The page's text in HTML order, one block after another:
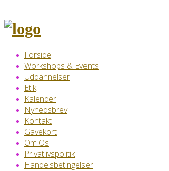
content
Forside
Workshops & Events
Uddannelser
Etik
Kalender
Nyhedsbrev
Kontakt
Gavekort
Om Os
Privatlivspolitik
Handelsbetingelser